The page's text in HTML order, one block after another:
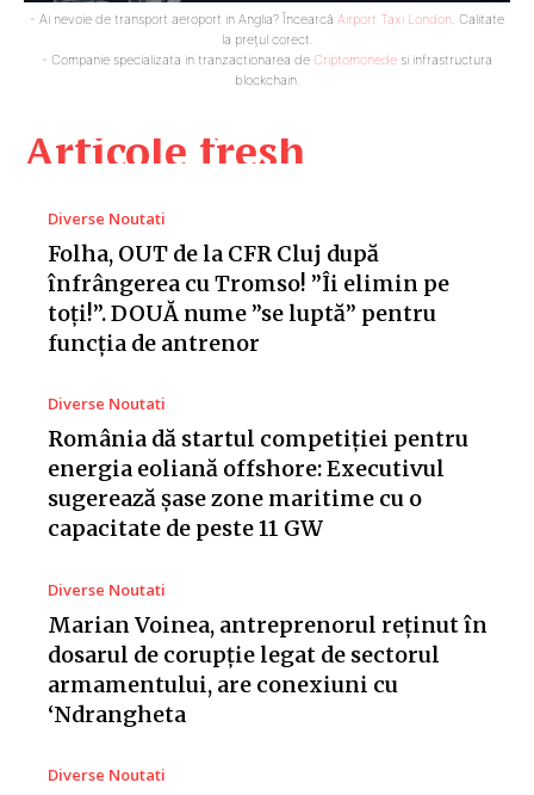
Articole fresh
Diverse Noutati
Folha, OUT de la CFR Cluj după
înfrângerea cu Tromso! ”Îi elimin pe
toți!”. DOUĂ nume ”se luptă” pentru
funcția de antrenor
Diverse Noutati
România dă startul competiției pentru
energia eoliană offshore: Executivul
sugerează șase zone maritime cu o
capacitate de peste 11 GW
Diverse Noutati
Marian Voinea, antreprenorul reținut în
dosarul de corupție legat de sectorul
armamentului, are conexiuni cu
‘Ndrangheta
Diverse Noutati
- Ai nevoie de transport aeroport in Anglia? Încearcă Airport Taxi London . Calitate
la prețul corect.
- Companie specializata in tranzactionarea de Criptomonede si infrastructura
blockchain.